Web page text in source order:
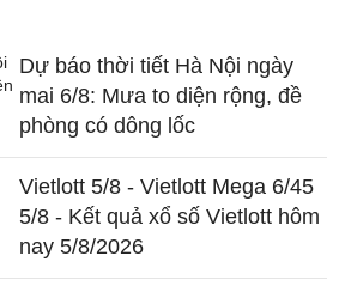
Dự báo thời tiết Hà Nội ngày
mai 6/8: Mưa to diện rộng, đề
phòng có dông lốc
Vietlott 5/8 - Vietlott Mega 6/45
5/8 - Kết quả xổ số Vietlott hôm
nay 5/8/2026